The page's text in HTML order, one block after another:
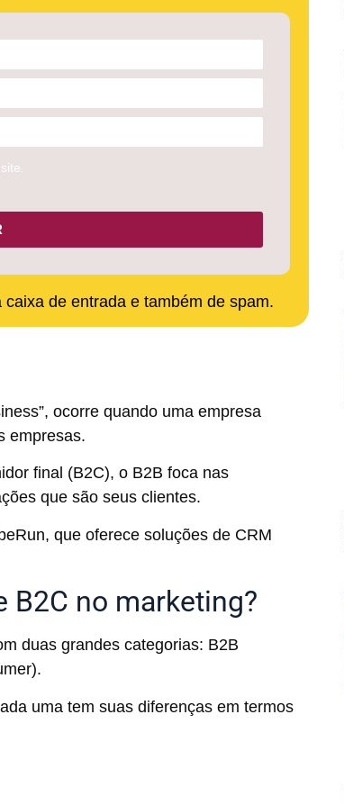
de entrada e também de spam.
ocorre quando uma empresa
empresas.
final (B2C), o B2B foca nas
que são seus clientes.
que oferece soluções de CRM
B2C no marketing?
duas grandes categorias: B2B
uma tem suas diferenças em termos